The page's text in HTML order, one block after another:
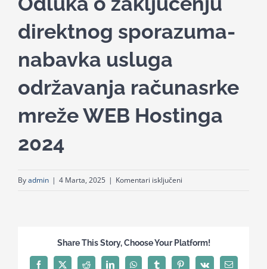
direktnog sporazuma-
nabavka usluga
održavanja računasrke
mreže WEB Hostinga
2024
Byadmin | 4 Marta, 2025 | Komentari isključeni
nabavka
Share This Story, Choose Your Platform!